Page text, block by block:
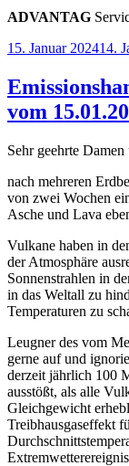
ADVANTAG
Veröffentlicht
15. Januar 202414.
vom
Sehr geehrte
nach mehreren
von zwei Wochen
Asche und Lava
Vulkane haben in
der Atmosphäre
Sonnenstrahlen in
in das Weltall zu
Temperaturen zu
Leugner des vom
gerne auf und
derzeit jährlich 100
ausstößt, als alle
Gleichgewicht
Treibhausgaseffekt